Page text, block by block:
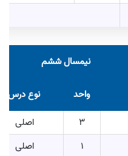
نیمسال ششم
واحد
نوع درس
3
اصلی
1
اصلی